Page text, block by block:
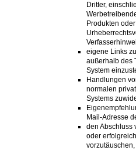
Dritter,
Produkten
eigene Links
außerhalb des
System
Handlungen
normalen
Systems
Mail-Adresse
den Abschluss
oder